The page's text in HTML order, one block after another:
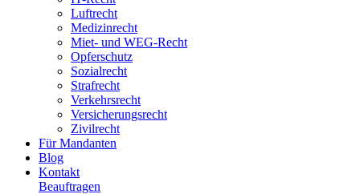
Luftrecht
Medizinrecht
Miet- und WEG-Recht
Opferschutz
Sozialrecht
Strafrecht
Verkehrsrecht
Versicherungsrecht
Zivilrecht
Für Mandanten
Blog
Kontakt
Beauftragen